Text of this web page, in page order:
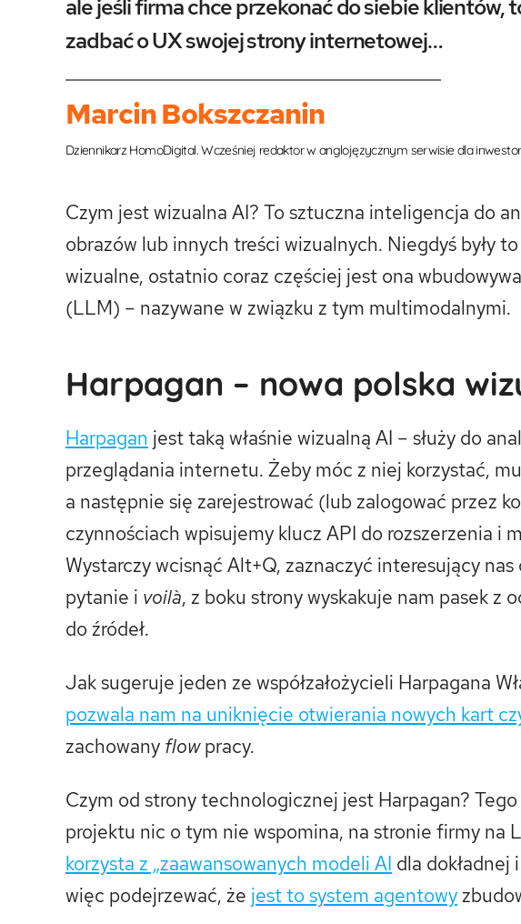
ale jeśli firma chce przekonać do siebie klientów,
zadbać o UX swojej strony internetowej…
Marcin Bokszczanin
Dziennikarz HomoDigital. Wcześniej redaktor w anglojęzycznym serwisie dla
Czym jest wizualna AI? To sztuczna inteligencja do
obrazów lub innych treści wizualnych. Niegdyś były
wizualne, ostatnio coraz częściej jest ona
(LLM) – nazywane w związku z tym multimodalnymi.
Harpagan – nowa polska
Harpagan jest taką właśnie wizualną AI – służy do
przeglądania internetu. Żeby móc z niej korzystać,
a następnie się zarejestrować (lub zalogować przez
czynnościach wpisujemy klucz API do rozszerzenia i
Wystarczy wcisnąć Alt+Q, zaznaczyć interesujący
pytanie i voilà, z boku strony wyskakuje nam pasek z
do źródeł.
Jak sugeruje jeden ze współzałożycieli Harpagana
pozwala nam na uniknięcie otwierania nowych kart
zachowany flowpracy.
Czym od strony technologicznej jest Harpagan?
projektu nic o tym nie wspomina, na stronie firmy na
korzysta z „zaawansowanych modeli AI dla dokładnej
więc podejrzewać, że jest to system agentowy